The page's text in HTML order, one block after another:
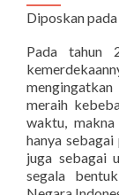
Diposkan pada
Pada tahun
meraih
waktu,
hanya
juga sebagai
segala